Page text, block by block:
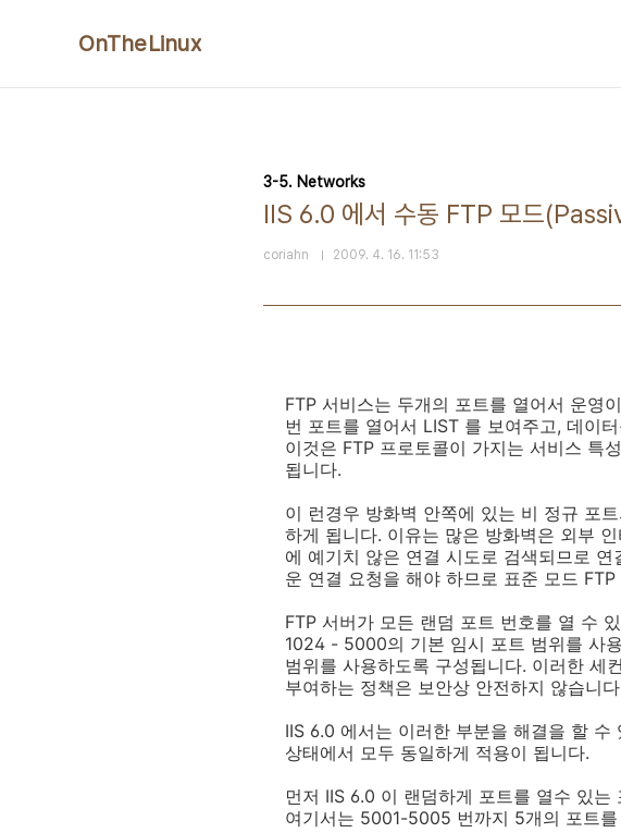
OnTheLinux
3-5. Networks
IIS 6.0 에서 수동 FTP 모드
coriahn 2009. 4. 16. 11:53
FTP 서비스는 두개의 포트를 열어서 운영
번 포트를 열어서 LIST 를 보여주고, 데이
이것은 FTP 프로토콜이 가지는 서비스 특
됩니다.
이 런경우 방화벽 안쪽에 있는 비 정규 포
하게 됩니다. 이유는 많은 방화벽은 외부
에 예기치 않은 연결 시도로 검색되므로
운 연결 요청을 해야 하므로 표준 모드
FTP 서버가 모든 랜덤 포트 번호를 열 수
1024 - 5000의 기본 임시 포트 범위를 사
범위를 사용하도록 구성됩니다. 이러한 세
부여하는 정책은 보안상 안전하지 않습니
IIS 6.0 에서는 이러한 부분을 해결을 할
상태에서 모두 동일하게 적용이 됩니다.
먼저 IIS 6.0 이 랜덤하게 포트를 열수 있는
여기서는 5001-5005 번까지 5개의 포트